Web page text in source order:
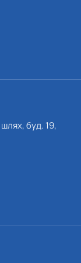
11,
90 - Євгеній
шлях, буд. 19,